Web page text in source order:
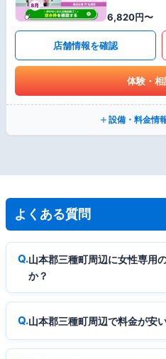
6,820円〜
店舗情報を確認
体験・相
設備・料金情
よくある質問
山本郡三種町周辺に女性専用
か？
山本郡三種町周辺で料金が安